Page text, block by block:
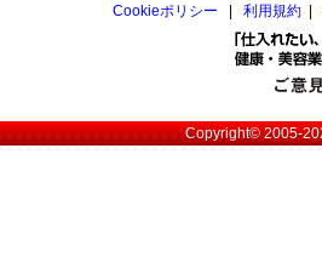
Cookieポリシー
利用規約
Copyright© 2005-